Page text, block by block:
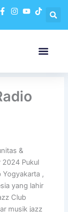
&
2024 Pukul
Yogyakarta ,
yang lahir
Club
musik jazz